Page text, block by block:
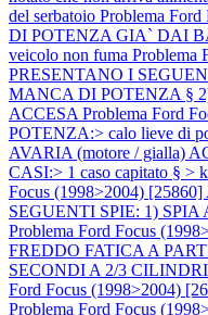
del serbatoio Problema
DI POTENZA GIA` DAI
veicolo non fuma Problema
PRESENTANO I
MANCA DI POTENZA §
ACCESA Problema Ford
POTENZA:> calo lieve di
AVARIA (motore / gialla)
CASI:> 1 caso capitato § >
Focus (1998>2004)
SEGUENTI SPIE: 1) SPIA
Problema Ford Focus
FREDDO FATICA A
SECONDI A 2/3 CILINDRI
Ford Focus (1998>2004)
Problema Ford Focus